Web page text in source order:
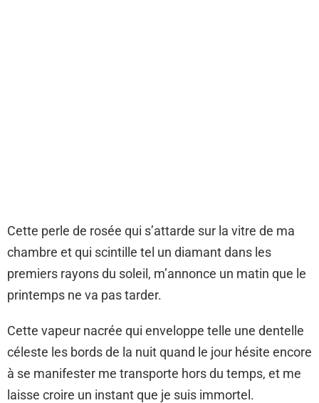
Cette perle de rosée qui s’attarde sur la vitre de ma
chambre et qui scintille tel un diamant dans les
premiers rayons du soleil, m’annonce un matin que le
printemps ne va pas tarder.
Cette vapeur nacrée qui enveloppe telle une dentelle
céleste les bords de la nuit quand le jour hésite encore
à se manifester me transporte hors du temps, et me
laisse croire un instant que je suis immortel.